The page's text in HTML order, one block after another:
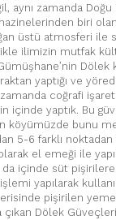
aynı zamanda Doğu
hazinelerinden biri
üstü atmosferi ile
ilimizin mutfak
yaptığı ve
zamanda coğrafi
içinde yaptık. Bu
köyümüzde bunu
5-6 farklı
el emeği ile
da içinde süt
yapılarak
pişirilen
çıkan Dölek